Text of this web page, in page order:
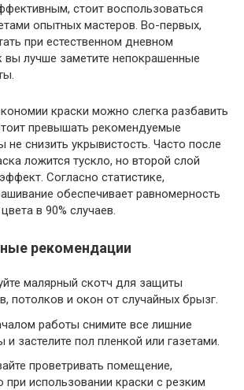
стоит воспользоваться
опытных мастеров. Во-первых,
при естественном дневном
лучше заметите непокрашенные
краски можно слегка разбавить
превышать рекомендуемые
не снизить укрывистость. Часто после
ложится тускло, но второй слой
Согласно статистике,
обеспечивает равномерность
в 90% случаев.
рекомендации
малярный скотч для защиты
потолков и окон от случайных брызг.
работы снимите все лишние
и застелите пол пленкой или газетами.
проветривать помещение,
при использовании краски с резким